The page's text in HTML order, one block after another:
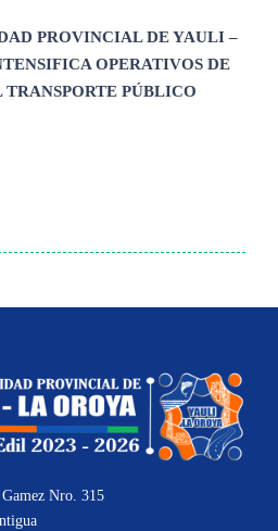
PROVINCIAL DE YAULI –
OPERATIVOS DE
PÚBLICO
Nro. 315